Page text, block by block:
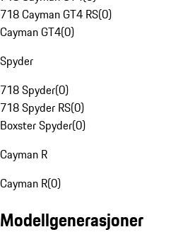
718 Cayman GT4 RS(0)
Cayman GT4(0)
Spyder
718 Spyder(0)
718 Spyder RS(0)
Boxster Spyder(0)
Cayman R
Cayman R(0)
Modellgenerasjoner